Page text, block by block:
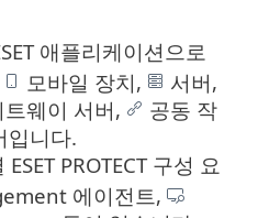
애플리케이션으로
모바일 장치,
서버,
트웨이 서버,
공동 작
입니다.
ESET PROTECT 구성 요
에이전트,